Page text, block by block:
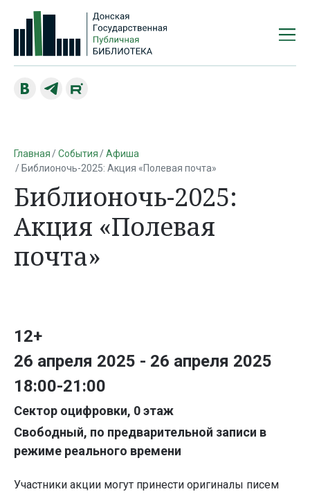
Главная События
Афиша
Библионочь-2025: Акция «Полевая почта»
Библионочь-2025:
Акция «Полевая
почта»
12+
26 апреля 2025 - 26 апреля 2025
18:00-21:00
Сектор оцифровки, 0 этаж
Свободный, по предварительной записи в
режиме реального времени
Участники акции могут принести оригиналы писем